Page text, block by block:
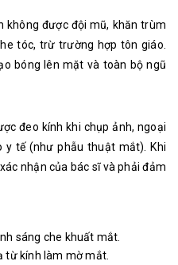
không được đội mũ, khăn trùm
tóc, trừ trường hợp tôn giáo.
bóng lên mặt và toàn bộ ngũ
đeo kính khi chụp ảnh, ngoại
tế (như phẫu thuật mắt). Khi
nhận của bác sĩ và phải đảm
sáng che khuất mắt.
từ kính làm mờ mắt.